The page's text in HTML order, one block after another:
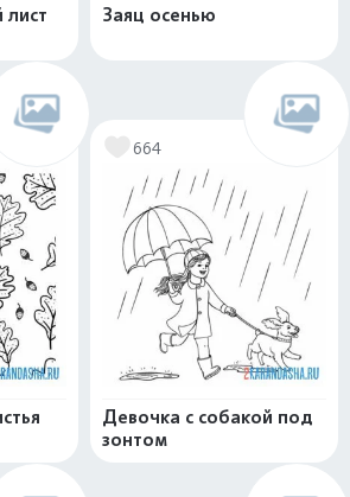
Заяц осенью
664
Девочка с собакой под
зонтом